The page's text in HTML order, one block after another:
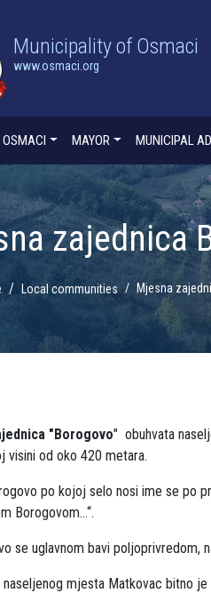
Municipality of Osmaci
www.osmaci.org
OSMACI MAYOR MUNICIPAL
zajednica
Local communities Mjesna
"Borogovo" obuhvata
visini od oko 420 metara.
po kojoj selo nosi ime se po
Borogovom...“.
se uglavnom bavi poljoprivredom,
mjesta Matkovac bitno